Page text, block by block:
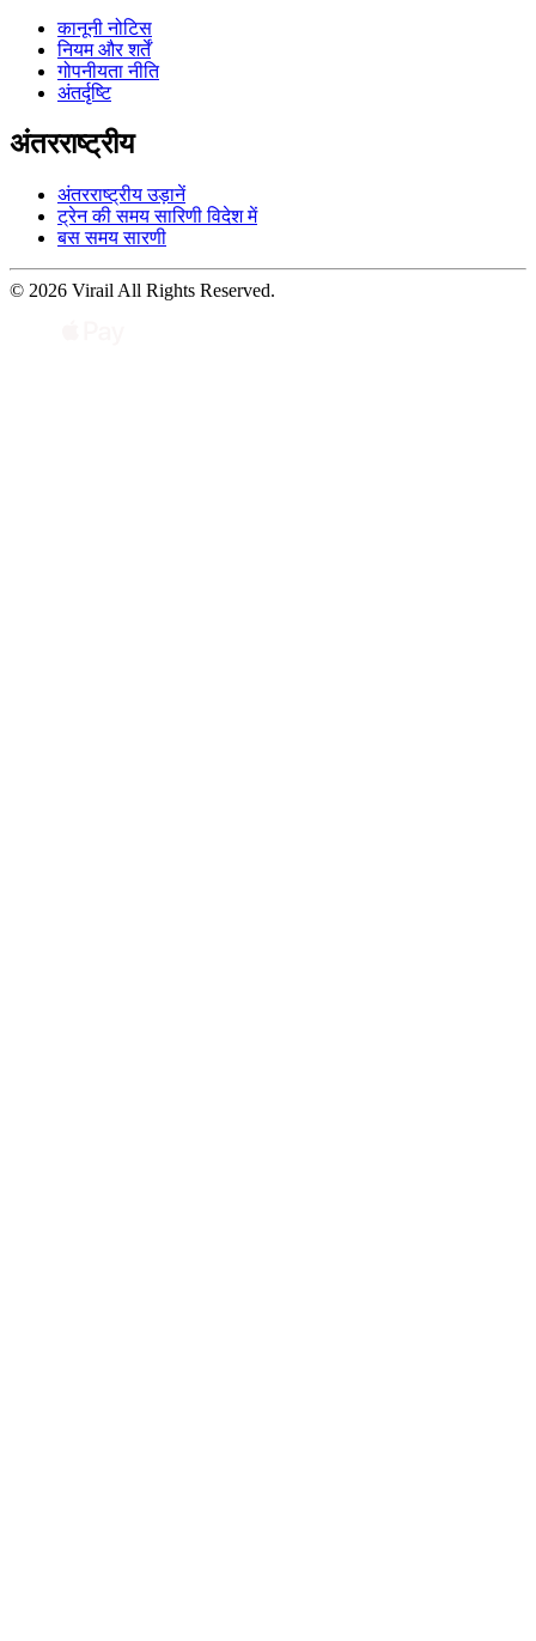
कानूनी नोटिस
नियम और शर्तें
गोपनीयता नीति
अंतर्दृष्टि
अंतरराष्ट्रीय
अंतरराष्ट्रीय उड़ानें
ट्रेन की समय सारिणी विदेश में
बस समय सारणी
© 2026 Virail All Rights Reserved.